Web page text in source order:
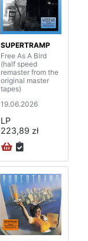
SUPERTRAMP
Free As A Bird
(half speed
remaster from the
original master
tapes)
19.06.2026
LP
223,89 zł